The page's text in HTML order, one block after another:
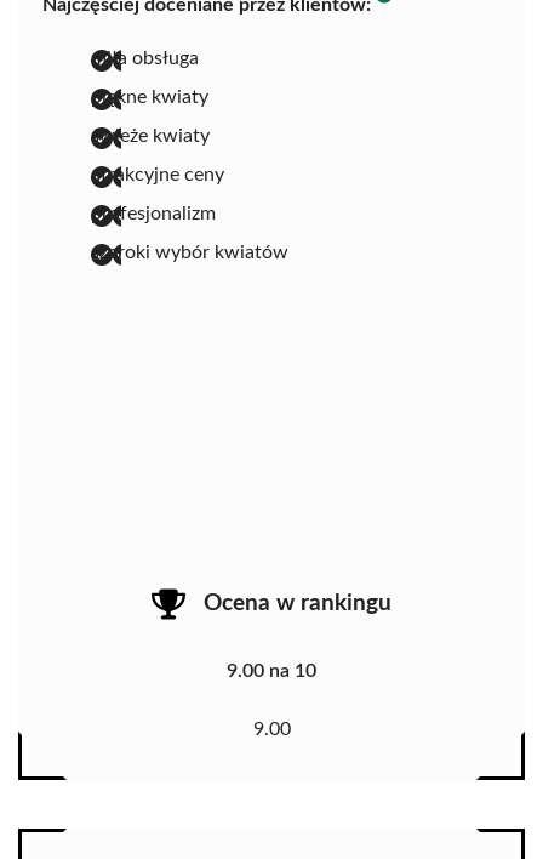
Najczęściej doceniane przez klientów:
miła obsługa
piękne kwiaty
świeże kwiaty
atrakcyjne ceny
profesjonalizm
szeroki wybór kwiatów
Ocena w rankingu
9.00 na 10
9.00